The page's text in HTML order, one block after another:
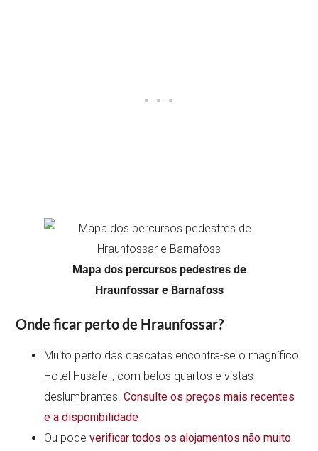
Mapa dos percursos pedestres de
Hraunfossar e Barnafoss
Onde ficar perto de Hraunfossar?
Muito perto das cascatas encontra-se o magnífico
Hotel Husafell, com belos quartos e vistas
deslumbrantes.Consulte os preços mais recentes
e a disponibilidade
Ou podeverificar todos os alojamentos não muito